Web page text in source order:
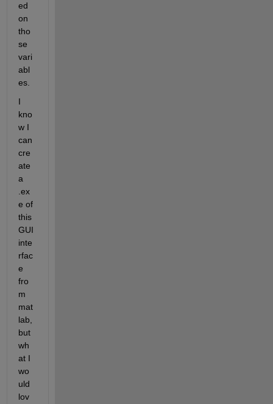
ed
on
tho
se
vari
abl
es.
I
kno
w I
can
cre
ate
a
.ex
e of
this
GUI
inte
rfac
e
fro
m
mat
lab,
but
wh
at I
wo
uld
lov